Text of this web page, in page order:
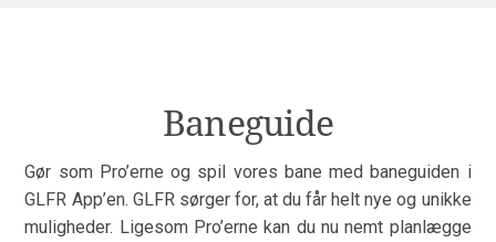
Baneguide
Gør som Pro’erne og spil vores bane med baneguiden i
GLFR App’en. GLFR sørger for, at du får helt nye og unikke
muligheder. Ligesom Pro’erne kan du nu nemt planlægge